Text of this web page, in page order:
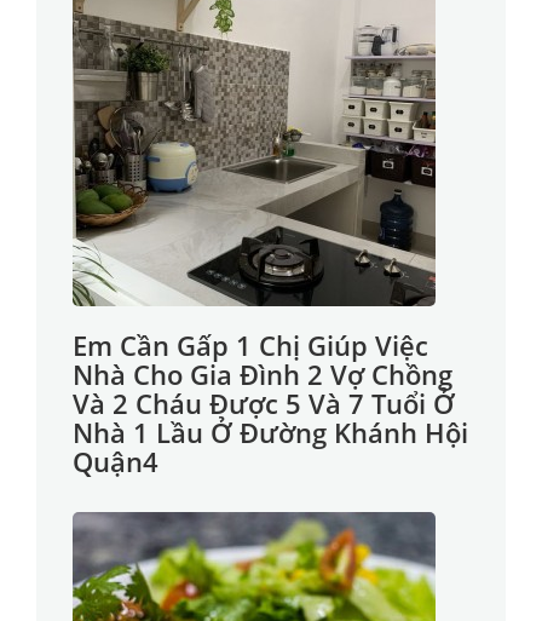
Em Cần Gấp 1 Chị Giúp Việc
Nhà Cho Gia Đình 2 Vợ Chồng
Và 2 Cháu Được 5 Và 7 Tuổi Ở
Nhà 1 Lầu Ở Đường Khánh Hội
Quận4